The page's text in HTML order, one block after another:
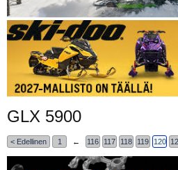
GLX 5900
< Edellinen 1 ← 116 117 118 119 120